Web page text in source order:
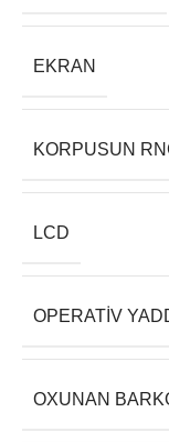
EKRAN
KORPUSUN
LCD
OPERATIV
OXUNAN